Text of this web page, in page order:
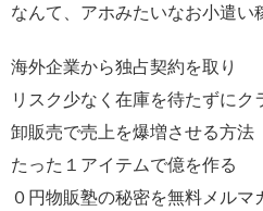
なんて、アホみたいなお小遣い
海外企業から独占契約を取り
リスク少なく在庫を待たずにク
卸販売で売上を爆増させる方法
たった１アイテムで億を作る
０円物販塾の秘密を無料メルマ